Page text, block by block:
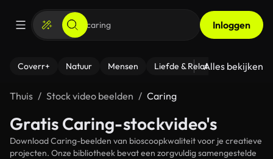
Inloggen
Coverr+ Natuur Mensen Liefde & Relaties - Fitness
Alles bekijken
Thuis Stock video beelden Caring
Gratis Caring-stockvideo's
Download Caring-beelden van bioscoopkwaliteit voor je creatieve
projecten. Onze bibliotheek bevat een zorgvuldig samengestelde